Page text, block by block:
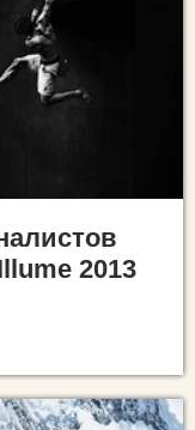
2013